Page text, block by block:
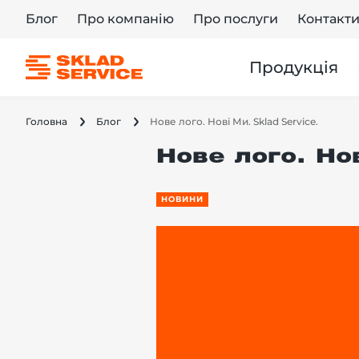
Блог Про компанію Про послуги Контакти
Продукція
Головна Блог Нове лого. Нові Ми. Sklad Service.
Нове лого.
НОВИНИ